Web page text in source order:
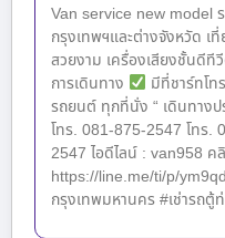
Van service new model
กรุงเทพฯและต่างจังหวัด เ
สวยงาม เครื่องเสียงชั้นดีที
การเดินทาง
มีที่ชาร์ทโ
รถยนต์ ทุกที่นั่ง “ เดินทางป
โทร. 081-875-2547 โทร.
2547 ไอดีไลน์ : van958 ค
https://line.me/ti/p/
กรุงเทพมหานคร #เช่ารถ